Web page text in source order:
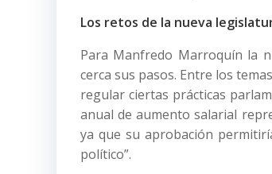
Los retos de la nueva
Para Manfredo Marroquín la
cerca sus pasos. Entre los
regular ciertas prácticas
anual de aumento salarial
ya que su aprobación
político”.